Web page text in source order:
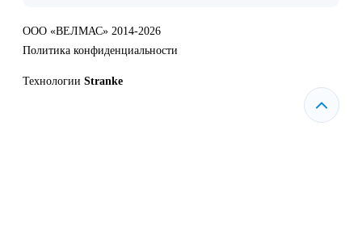
ООО «ВЕЛМАС» 2014-2026
Политика конфиденциальности
Технологии Stranke